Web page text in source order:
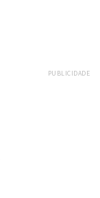
PUBLICIDADE